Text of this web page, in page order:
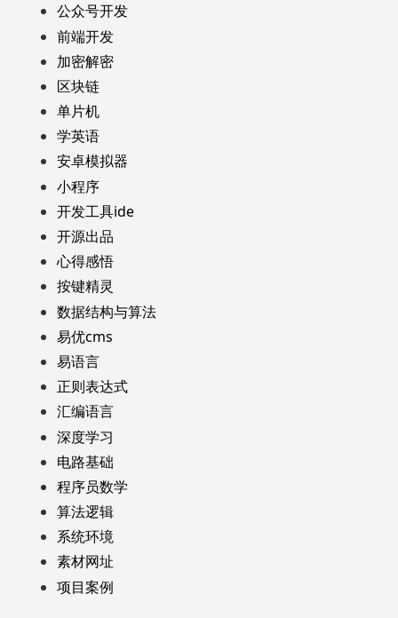
公众号开发
前端开发
加密解密
区块链
单片机
学英语
安卓模拟器
小程序
开发工具ide
开源出品
心得感悟
按键精灵
数据结构与算法
易优cms
易语言
正则表达式
汇编语言
深度学习
电路基础
程序员数学
算法逻辑
系统环境
素材网址
项目案例